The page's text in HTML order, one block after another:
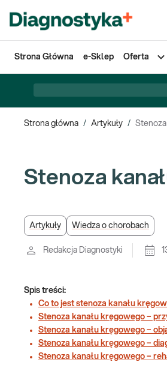
Strona Główna e-Sklep Oferta
Strona główna / Artykuły /
Stenoza
Artykuły Wiedza o chorobach
Redakcja Diagnostyki
Spis treści:
Co to jest stenoza kanału
Stenoza kanału kręgowego –
Stenoza kanału kręgowego –
Stenoza kanału kręgowego –
Stenoza kanału kręgowego –